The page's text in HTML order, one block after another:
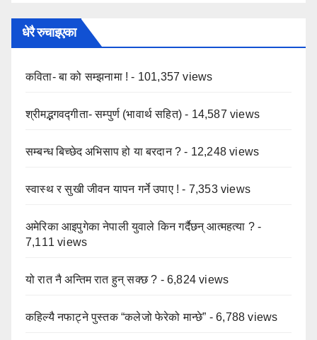
धेरै रुचाइएका
कविता- बा को सम्झनामा ! - 101,357 views
श्रीमद्भगवद्गीता- सम्पुर्ण (भावार्थ सहित) - 14,587 views
सम्बन्ध बिच्छेद अभिसाप हो या बरदान ? - 12,248 views
स्वास्थ र सुखी जीवन यापन गर्ने उपाए ! - 7,353 views
अमेरिका आइपुगेका नेपाली युवाले किन गर्दैछन् आत्महत्या ? -
7,111 views
यो रात नै अन्तिम रात हुन् सक्छ ? - 6,824 views
कहिल्यै नफाट्ने पुस्तक “कलेजो फेरेको मान्छे” - 6,788 views